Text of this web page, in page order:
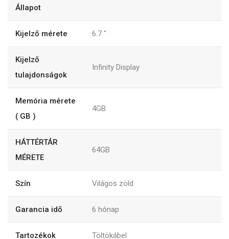
Állapot
Kijelző mérete 6.7 "
Kijelző
tulajdonságok
Infinity Display
Memória mérete
( GB )
4GB
HÁTTÉRTÁR
MÉRETE
64GB
Szín Világos zöld
Garancia idő 6 hónap
Tartozékok Töltökábel